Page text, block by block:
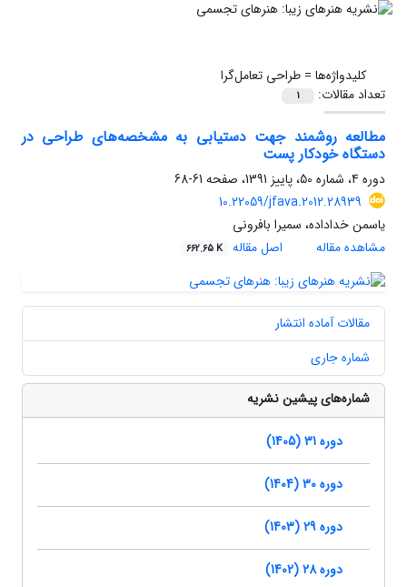
کلیدواژه‌ها =طراحی تعامل‌گرا
تعداد مقالات:
1
مطالعه روشمند جهت دستیابی به مشخصه‌های طراحی در
دستگاه خودکار پست
دوره 4، شماره 50، پاییز 1391، صفحه
61-68
10.22059/jfava.2012.28939
یاسمن خداداده، سمیرا بافرونی
مشاهده مقاله
اصل مقاله 662.65 K
مقالات آماده انتشار
شماره جاری
شماره‌های پیشین نشریه
دوره 31 (1405)
دوره 30 (1404)
دوره 29 (1403)
دوره 28 (1402)